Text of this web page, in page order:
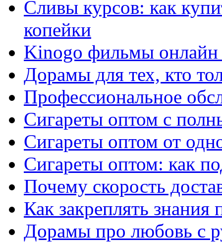
Сливы курсов: как
копейки
Kinogo фильмы онлайн
Дорамы для тех, кто
Профессиональное
Сигареты оптом с
Сигареты оптом от
Сигареты оптом: как
Почему скорость
Как закреплять знания
Дорамы про любовь с